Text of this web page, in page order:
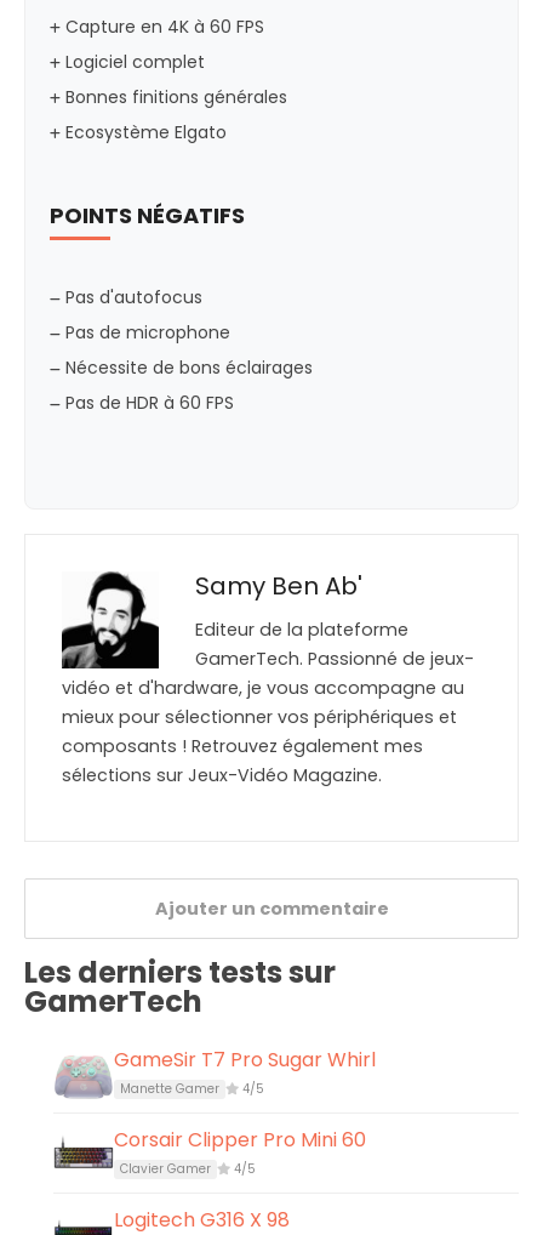
Capture en 4K à 60 FPS
Logiciel complet
Bonnes finitions générales
Ecosystème Elgato
POINTS NÉGATIFS
Pas d'autofocus
Pas de microphone
Nécessite de bons éclairages
Pas de HDR à 60 FPS
Samy Ben Ab'
Editeur de la plateforme
GamerTech. Passionné de jeux-
vidéo et d'hardware, je vous accompagne au
mieux pour sélectionner vos périphériques et
composants ! Retrouvez également mes
sélections sur Jeux-Vidéo Magazine.
Ajouter un commentaire
Les derniers tests sur
GamerTech
GameSir T7 Pro Sugar Whirl
Manette Gamer 4/5
Corsair Clipper Pro Mini 60
Clavier Gamer 4/5
Logitech G316 X 98